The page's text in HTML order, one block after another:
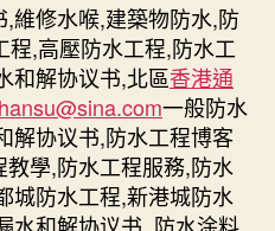
維修水喉,建築物防水,防
程,高壓防水工程,防水工
和解协议书,北區香港通
一般防水
解协议书,防水工程博客
學,防水工程服務,防水
城防水工程,新港城防水